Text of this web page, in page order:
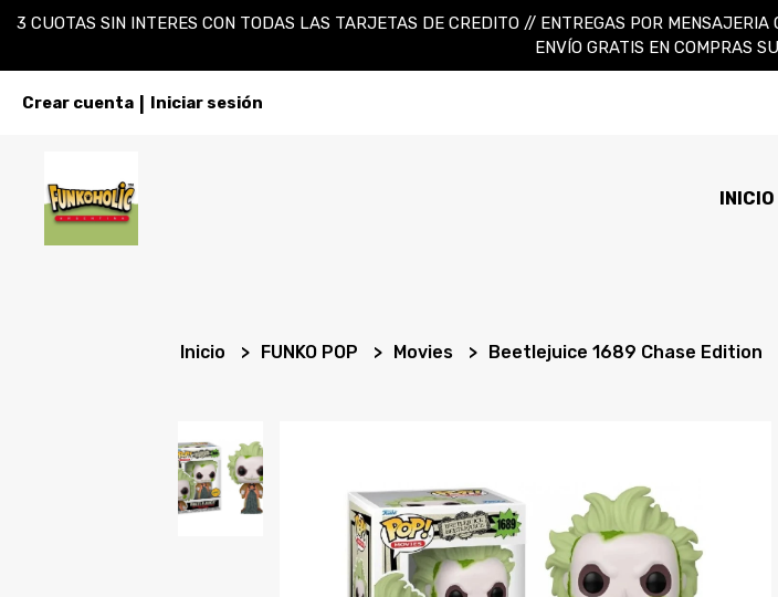
3 CUOTAS SIN INTERES CON TODAS LAS TARJETAS DE CREDITO // ENTREGAS POR
ENVÍO GRATIS EN COMPRAS
Crear cuenta Iniciar sesión
INICIO
Inicio FUNKO POP Movies Beetlejuice 1689 Chase Edition